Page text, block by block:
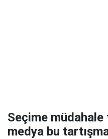
Seçime müdahale
medya bu